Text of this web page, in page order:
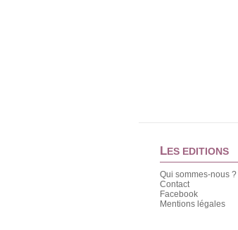
LES EDITIONS
Qui sommes-nous ?
Contact
Facebook
Mentions légales